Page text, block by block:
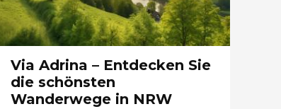
Via Adrina – Entdecken Sie
die schönsten
Wanderwege in NRW